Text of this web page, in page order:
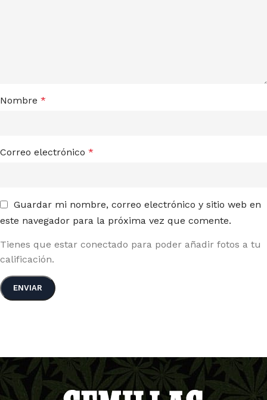
Nombre *
Correo electrónico *
Guardar mi nombre, correo electrónico y sitio web en
este navegador para la próxima vez que comente.
Tienes que estar conectado para poder añadir fotos a tu
calificación.